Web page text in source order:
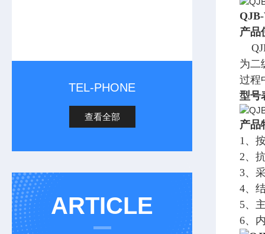
TEL-PHONE
查看全部
ARTICLE
产品
为二
过程
型号
产品
1、
2、
3、
4、
5、
6、